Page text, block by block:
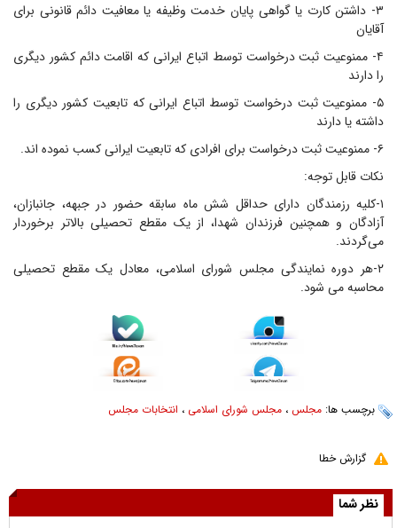
۳- داشتن کارت یا گواهی پایان خدمت وظیفه یا معافیت دائم قانونی برای
آقایان
۴- ممنوعیت ثبت درخواست توسط اتباع ایرانی که اقامت دائم کشور دیگری
را دارند
۵- ممنوعیت ثبت درخواست توسط اتباع ایرانی که تابعیت کشور دیگری را
داشته یا دارند
۶- ممنوعیت ثبت درخواست برای افرادی که تابعیت ایرانی کسب نموده اند.
نکات قابل توجه:
۱-کلیه رزمندگان دارای حداقل شش ماه سابقه حضور در جبهه، جانبازان،
آزادگان و همچنین فرزندان شهدا، از یک مقطع تحصیلی بالاتر برخوردار
می‌گردند.
۲-هر دوره نمایندگی مجلس شورای اسلامی، معادل یک مقطع تحصیلی
محاسبه می شود.
برچسب ها: مجلس ، مجلس شورای اسلامی ، انتخابات مجلس
گزارش خطا
نظر شما